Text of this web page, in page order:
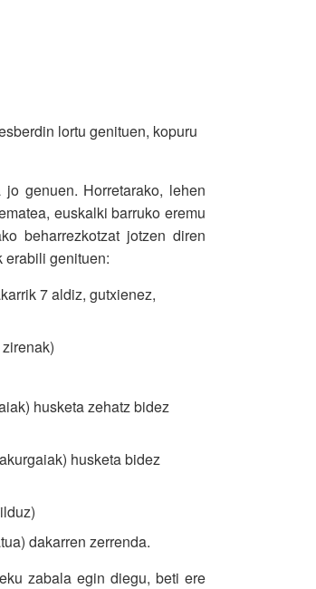
lortu genituen, kopuru
genuen. Horretarako, lehen
euskalki barruko eremu
beharrezkotzat jotzen diren
erabili genituen:
7 aldiz, gutxienez,
husketa zehatz bidez
husketa bidez
dakarren zerrenda.
zabala egin diegu, beti ere